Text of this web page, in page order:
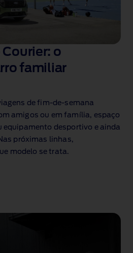
o
familiar
de fim‑de‑semana
amigos ou em família, espaço
equipamento desportivo e ainda
próximas linhas,
modelo se trata.